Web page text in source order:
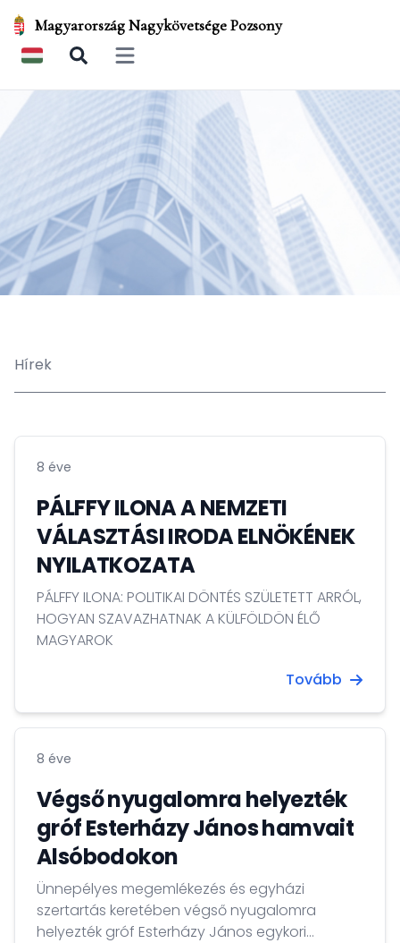
Magyarország Nagykövetsége Pozsony
Open main menu
Hírek
8 éve
PÁLFFY ILONA A NEMZETI
VÁLASZTÁSI IRODA ELNÖKÉNEK
NYILATKOZATA
PÁLFFY ILONA: POLITIKAI DÖNTÉS SZÜLETETT ARRÓL,
HOGYAN SZAVAZHATNAK A KÜLFÖLDÖN ÉLŐ
MAGYAROK
Tovább
8 éve
Végső nyugalomra helyezték
gróf Esterházy János hamvait
Alsóbodokon
Ünnepélyes megemlékezés és egyházi
szertartás keretében végső nyugalomra
helyezték gróf Esterházy János egykori